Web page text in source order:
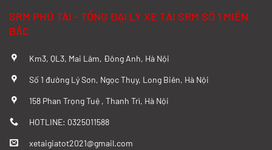
Kiệm Cho Kinh Doanh
Giá: Liên hệ
SRM PHÚ TÀI - TỔNG ĐẠI LÝ XE TẢI SRM SỐ 1 MIỀN
BẮC
Km3, QL3, Mai Lâm, Đông Anh, Hà Nội
Số 1 đường Lý Sơn, Ngọc Thụy, Long Biên, Hà Nội
158 Phan Trọng Tuệ , Thanh Trì, Hà Nội
HOTLINE: 0325011588
xetaigiatot2021@gmail.com